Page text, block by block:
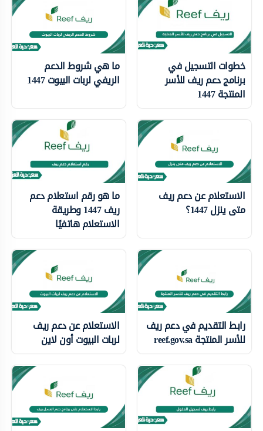
خطوات التسجيل في
برنامج دعم ريف للأسر
المنتجة 1447
ما هي شروط الدعم
الريفي لربات البيوت 1447
الاستعلام عن دعم ريف
متى ينزل 1447؟
ما هو رقم استعلام دعم
ريف 1447 وطريقة
الاستعلام هاتفيًا
رابط التقديم في دعم ريف
للأسر المنتجة reef.gov.sa
الاستعلام عن دعم ريف
لربات البيوت أون لاين